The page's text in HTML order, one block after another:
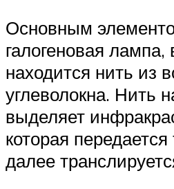
Основным
галогеновая лампа,
находится нить из
углеволокна. Нить
выделяет
которая
далее